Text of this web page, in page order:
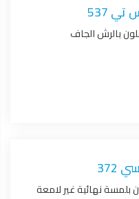
537
بالرش الجاف
بلمسة نهائية غير لامعة